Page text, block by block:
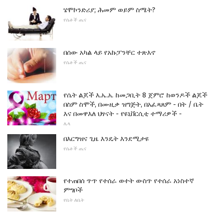
ሄሞኮንድሪያ; ሕመም ወይም ስሜት?
የሴቶች ጤና
በሰው አካል ላይ የአኩፓንቸር ተጽእኖ
የሴቶች ጤና
የሴት ልጆች እ.ኤ.አ. ከመጋቢት 8 ጀምሮ ከወንዶች ልጆች
በስም ስሞች, በሙዚቃ ዝግጅት, በአፈጻጸም - በት / ቤት
እና በመዋእለ ህፃናት - የዩኒቨርሲቲ ተማሪዎች -
ሌላ
በእርግዝና ጊዜ እንዴት እንደሚታዩ
የሴቶች ጤና
የተጠበሰ ጥጥ የተሰራ ወተት ውስጥ የተሰራ አነስተኛ
ምግቦች
የቤት ለቤት